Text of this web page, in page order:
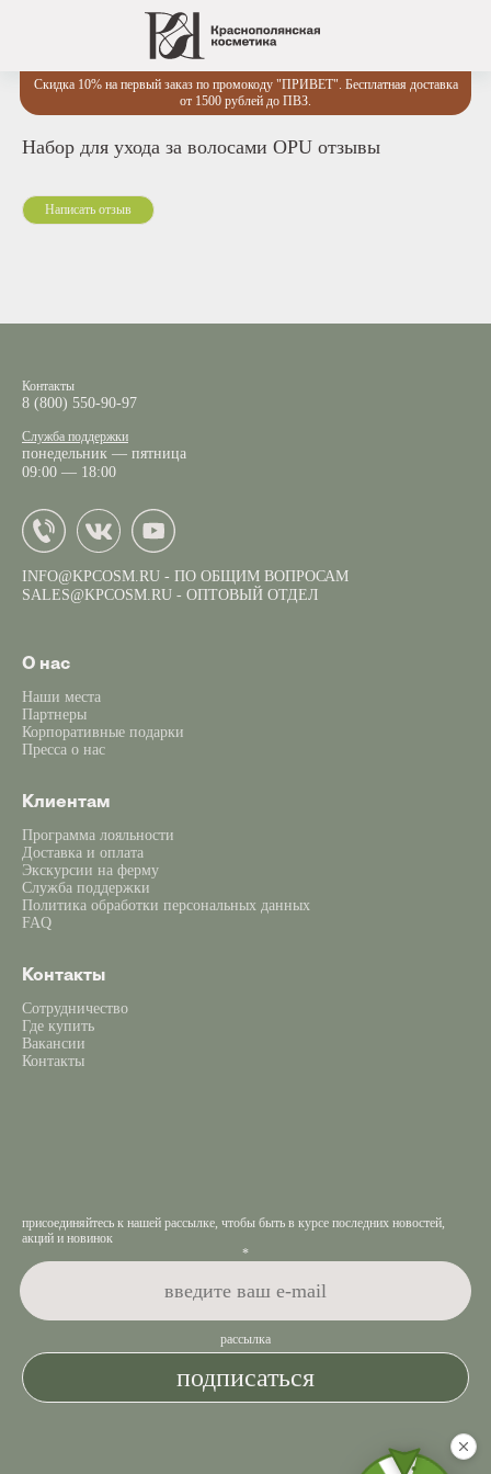
Скидка 10% на первый заказ по промокоду "ПРИВЕТ". Бесплатная доставка
от 1500 рублей до ПВЗ.
Набор для ухода за волосами OPU отзывы
присоединяйтесь к нашей рассылке, чтобы быть в курсе последних новостей,
акций и новинок
*
рассылка
Контакты
8 (800) 550-90-97
Служба поддержки
понедельник — пятница
09:00 — 18:00
INFO@KPCOSM.RU - ПО ОБЩИМ ВОПРОСАМ
SALES@KPCOSM.RU - ОПТОВЫЙ ОТДЕЛ
О нас
Наши места
Партнеры
Корпоративные подарки
Пресса о нас
Клиентам
Программа лояльности
Доставка и оплата
Экскурсии на ферму
Служба поддержки
Политика обработки персональных данных
FAQ
Контакты
Сотрудничество
Где купить
Вакансии
Контакты